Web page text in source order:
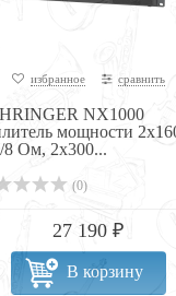
избранное сравнить
NX1000
мощности
8 Ом, 2х300...
(0)
27 190 ₽
В корзину